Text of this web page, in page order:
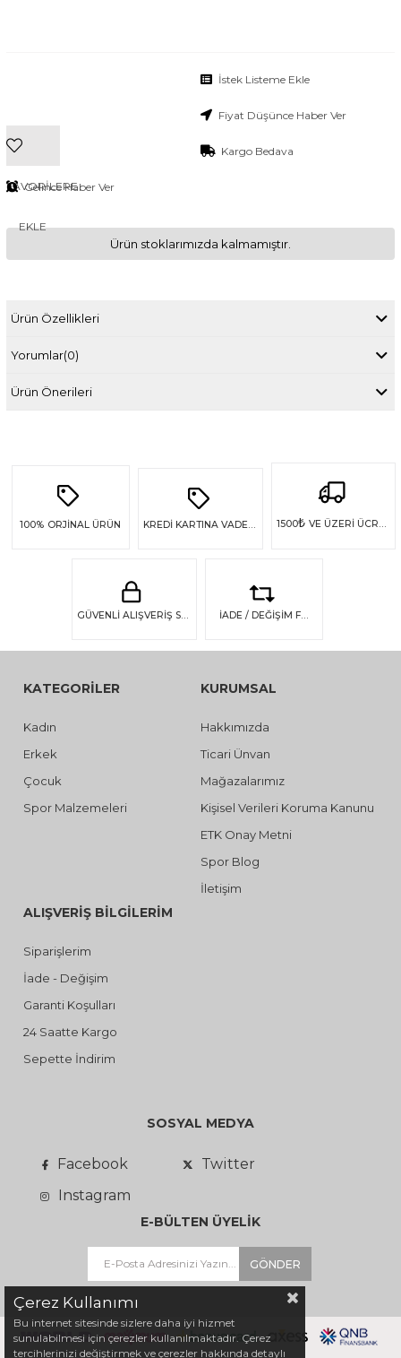
FAVORILERE
EKLE
İstek Listeme Ekle
Fiyat Düşünce Haber Ver
Kargo Bedava
Gelince Haber Ver
Ürün stoklarımızda kalmamıştır.
Ürün Özellikleri
Yorumlar(0)
Ürün Önerileri
100% ORJİNAL ÜRÜN 1500₺ VE ÜZERİ ÜCRETSİZ KARGO
GÜVENLİ ALIŞVERİŞ SSL GÜVENLİĞİ İADE / DEĞİŞİM FIRSATI
KATEGORİLER
Kadın
Erkek
Çocuk
Spor Malzemeleri
KURUMSAL
Hakkımızda
Ticari Ünvan
Mağazalarımız
Kişisel Verileri Koruma Kanunu
ETK Onay Metni
Spor Blog
İletişim
ALIŞVERİŞ BİLGİLERİM
Siparişlerim
İade - Değişim
Garanti Koşulları
24 Saatte Kargo
Sepette İndirim
SOSYAL MEDYA
Facebook
Twitter
Instagram
E-BÜLTEN ÜYELİK
GÖNDER
Çerez Kullanımı
Bu internet sitesinde sizlere daha iyi hizmet
sunulabilmesi için çerezler kullanılmaktadır. Çerez
tercihlerinizi değiştirmek ve çerezler hakkında detaylı